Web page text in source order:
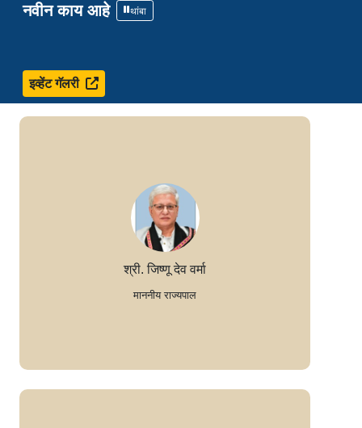
नवीन काय आहे थांबा
इव्हेंट गॅलरी
श्री. जिष्णू देव वर्मा
माननीय राज्यपाल